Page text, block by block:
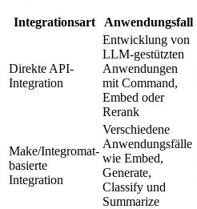
Integrationsart Anwendungsfall
Direkte API-
Integration
Entwicklung von
LLM-gestützten
Anwendungen
mit Command,
Embed oder
Rerank
Make/Integromat-
basierte
Integration
Verschiedene
Anwendungsfälle
wie Embed,
Generate,
Classify und
Summarize